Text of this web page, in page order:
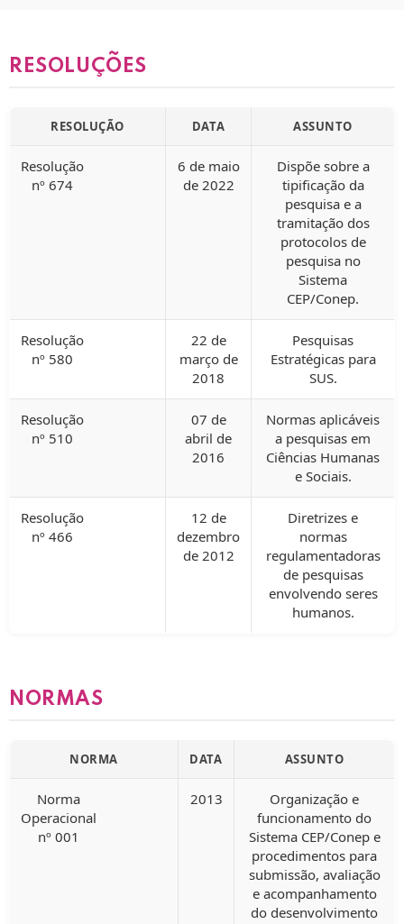
RESOLUÇÕES
RESOLUÇÃO DATA ASSUNTO
Resolução
nº 674
6 de maio
de 2022
Dispõe sobre a
tipificação da
pesquisa e a
tramitação dos
protocolos de
pesquisa no
Sistema
CEP/Conep.
Resolução
nº 580
22 de
março de
2018
Pesquisas
Estratégicas para
SUS.
Resolução
nº 510
07 de
abril de
2016
Normas aplicáveis
a pesquisas em
Ciências Humanas
e Sociais.
Resolução
nº 466
12 de
dezembro
de 2012
Diretrizes e
normas
regulamentadoras
de pesquisas
envolvendo seres
humanos.
NORMAS
NORMA DATA ASSUNTO
Norma
Operacional
nº 001
2013
Organização e
funcionamento do
Sistema CEP/Conep e
procedimentos para
submissão, avaliação
e acompanhamento
do desenvolvimento